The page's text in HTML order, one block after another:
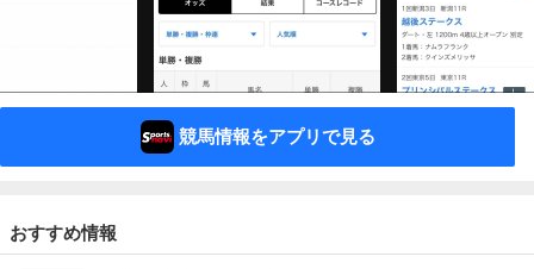
競馬情報をアプリで見る
おすすめ情報